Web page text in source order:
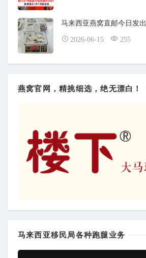
马来西亚燕窝直邮今日发出
2026-06-15 255
燕窝官网，精挑细选，绝无漂白！
马来西亚移民局各种跑腿业务